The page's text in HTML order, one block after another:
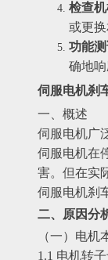
检查
或更换
功能
确地
伺服电机刹
一、概述
伺服电机广
伺服电机在
害。但在实
伺服电机刹
二、原因分
（一）电机
1.1 电机转